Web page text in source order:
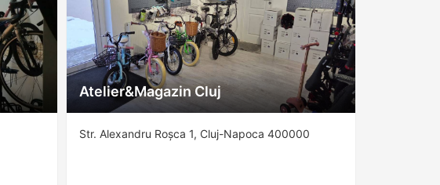
Atelier&Magazin Cluj
Str. Alexandru Roșca 1, Cluj-Napoca 400000